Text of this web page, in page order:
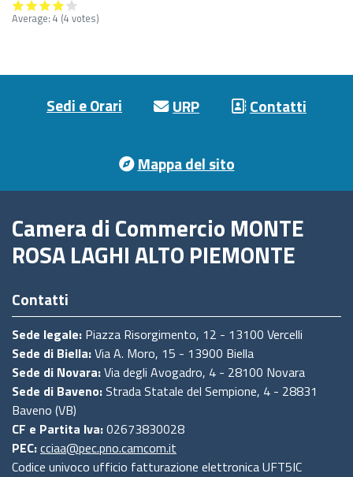
Average: 4 (4 votes)
Sedi e Orari URP Contatti
Mappa del sito
Camera di Commercio MONTE
ROSA LAGHI ALTO PIEMONTE
Contatti
Sede legale: Piazza Risorgimento, 12 - 13100 Vercelli
Sede di Biella:Via A. Moro, 15 - 13900 Biella
Sede di Novara:Via degli Avogadro, 4 - 28100 Novara
Sede di Baveno:Strada Statale del Sempione, 4 - 28831
Baveno (VB)
CF e Partita Iva:02673830028
PEC:cciaa@pec.pno.camcom.it
Codice univoco ufficio fatturazione elettronica UFT5IC